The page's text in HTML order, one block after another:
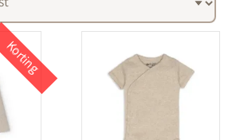
Korting